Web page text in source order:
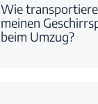
Wie
meinen
beim Umzug?